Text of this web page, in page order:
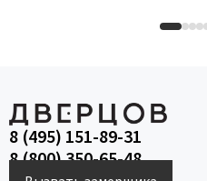
8 (495) 151-89-31
8 (800) 350-65-48